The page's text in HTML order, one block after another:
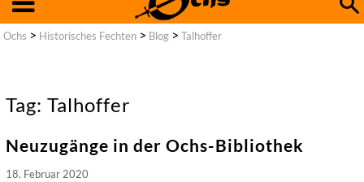
nach:
Ochs > Historisches Fechten > Blog >Talhoffer
Tag: Talhoffer
Neuzugänge in der Ochs-Bibliothek
18. Februar 2020